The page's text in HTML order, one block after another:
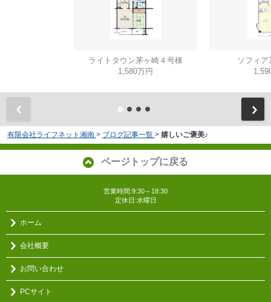
ライトタウン茅ヶ崎４号棟
1,580万円
ソフィ
有限会社ライフネット湘南 > ブログ記事一覧 > 嬉しいご褒美♪
ページトップに戻る
営業時間:9:30～18:30
定休日:水曜日
ホーム
会社概要
お問い合わせ
PCサイト